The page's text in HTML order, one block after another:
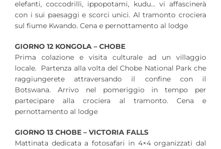
elefanti, coccodrilli, ippopotami, kudu… vi affascinerà
con i sui paesaggi e scorci unici. Al tramonto crociera
sul fiume Kwando. Cena e pernottamento al lodge
GIORNO 12 KONGOLA – CHOBE
Prima colazione e visita culturale ad un villaggio
locale. Partenza alla volta del Chobe National Park che
raggiungerete attraversando il confine con il
Botswana. Arrivo nel pomeriggio in tempo per
partecipare alla crociera al tramonto. Cena e
pernottamento al lodge
GIORNO 13 CHOBE – VICTORIA FALLS
Mattinata dedicata a fotosafari in 4×4 organizzati dal